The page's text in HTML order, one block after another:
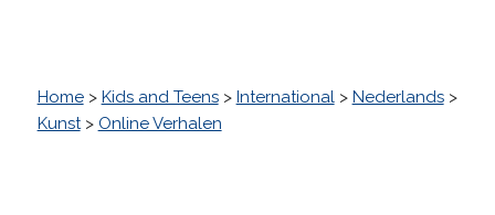
Home> Kids and Teens> International> Nederlands>
Kunst> Online Verhalen